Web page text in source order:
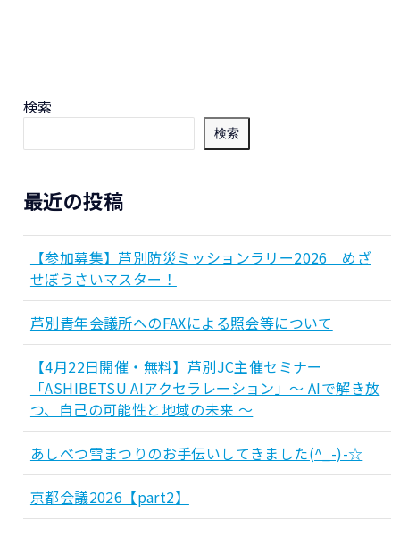
検索
検索
最近の投稿
【参加募集】芦別防災ミッションラリー2026 めざ
せぼうさいマスター！
芦別青年会議所へのFAXによる照会等について
【4月22日開催・無料】芦別JC主催セミナー
「ASHIBETSU AIアクセラレーション」～ AIで解き放
つ、自己の可能性と地域の未来 ～
あしべつ雪まつりのお手伝いしてきました(^_-)-☆
京都会議2026【part2】